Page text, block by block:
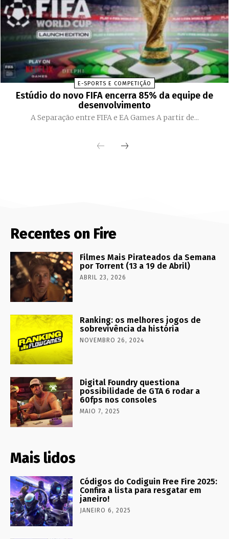
E-SPORTS E COMPETIÇÃO
Estúdio do novo FIFA encerra 85% da equipe de
desenvolvimento
A Separação entre FIFA e EA Games A partir de...
Recentes on Fire
Filmes Mais Pirateados da Semana
por Torrent (13 a 19 de Abril)
ABRIL 23, 2026
Ranking: os melhores jogos de
sobrevivência da história
NOVEMBRO 26, 2024
Digital Foundry questiona
possibilidade de GTA 6 rodar a
60fps nos consoles
MAIO 7, 2025
Mais lidos
Códigos do Codiguin Free Fire 2025:
Confira a lista para resgatar em
janeiro!
JANEIRO 6, 2025